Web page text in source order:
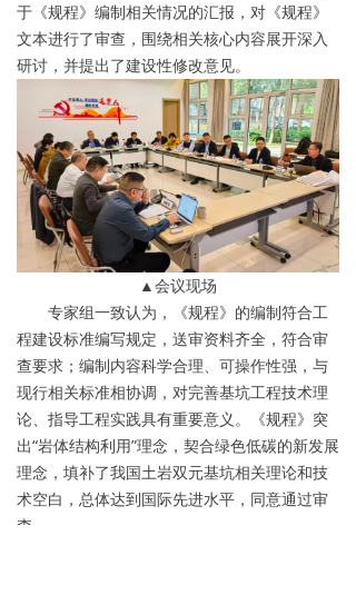
于《规程》编制相关情况的汇报，对《规程》
文本进行了审查，围绕相关核心内容展开深入
研讨，并提出了建设性修改意见。
▲会议现场
专家组一致认为，《规程》的编制符合工
程建设标准编写规定，送审资料齐全，符合审
查要求；编制内容科学合理、可操作性强，与
现行相关标准相协调，对完善基坑工程技术理
论、指导工程实践具有重要意义。《规程》突
出“岩体结构利用”理念，契合绿色低碳的新发展
理念，填补了我国土岩双元基坑相关理论和技
术空白，总体达到国际先进水平，同意通过审
查。